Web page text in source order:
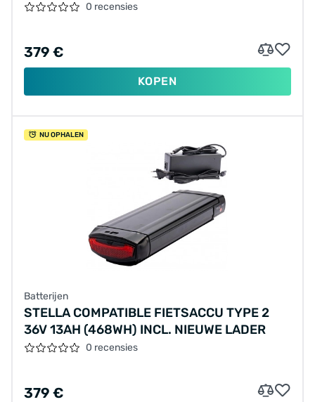
0 recensies
379 €
KOPEN
NU OPHALEN
Batterijen
STELLA COMPATIBLE FIETSACCU TYPE 2
36V 13AH (468WH) INCL. NIEUWE LADER
0 recensies
379 €